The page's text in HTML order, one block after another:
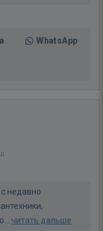
WhatsApp
недавно
читать дальше